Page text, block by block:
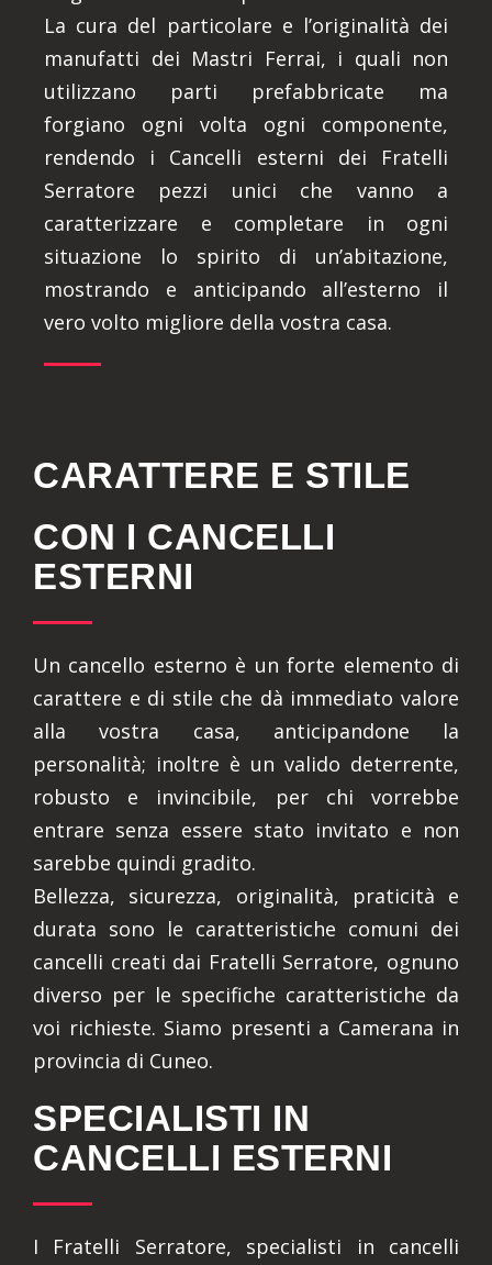
La cura del particolare e l’originalità dei
manufatti dei Mastri Ferrai, i quali non
utilizzano parti prefabbricate ma
forgiano ogni volta ogni componente,
rendendo i Cancelli esterni dei Fratelli
Serratore pezzi unici che vanno a
caratterizzare e completare in ogni
situazione lo spirito di un’abitazione,
mostrando e anticipando all’esterno il
vero volto migliore della vostra casa.
CARATTERE E STILE
CON I CANCELLI
ESTERNI
Un cancello esterno è un forte elemento di
carattere e di stile che dà immediato valore
alla vostra casa, anticipandone la
personalità; inoltre è un valido deterrente,
robusto e invincibile, per chi vorrebbe
entrare senza essere stato invitato e non
sarebbe quindi gradito.
Bellezza, sicurezza, originalità, praticità e
durata sono le caratteristiche comuni dei
cancelli creati dai Fratelli Serratore, ognuno
diverso per le specifiche caratteristiche da
voi richieste. Siamo presenti a Camerana in
provincia di Cuneo.
SPECIALISTI IN
CANCELLI ESTERNI
I Fratelli Serratore, specialisti in cancelli